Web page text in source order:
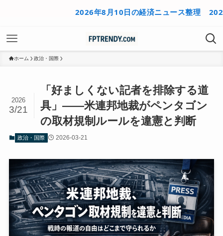
2026年8月10日の経済ニュース整理 2026年8
ホーム 政治・国際
「好ましくない記者を排除する道
具」——米連邦地裁がペンタゴン
の取材規制ルールを違憲と判断
2026
3/21
政治・国際 2026-03-21